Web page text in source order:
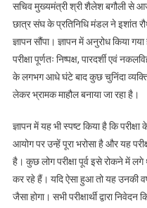
परीक्षा
परिणाम
जारी
करने
की
मांग,
संघ
ने
सौंपा
ज्ञापन
सचिव मुख्यमंत्री श्री शैलेश बगौली से आज
छात्र संघ के प्रतिनिधि मंडल ने इशांत
ज्ञापन सौंपा। ज्ञापन में अनुरोध किया
परीक्षा पूर्णतः निष्पक्ष, पारदर्शी एवं
के लगभग आधे घंटे बाद कुछ चुनिंदा
लेकर भ्रामक माहौल बनाया जा रहा है।
ज्ञापन में यह भी स्पष्ट किया है कि
आयोग पर उन्हें पूरा भरोसा है और यह
है। कुछ लोग परीक्षा पूर्व इसे रोकने में
कर रहे हैं। यदि ऐसा हुआ तो यह उनकी
जैसा होगा। सभी परीक्षार्थी द्वारा